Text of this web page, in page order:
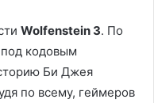
Wolfenstein 3. По
кодовым
Би Джея
по всему, геймеров